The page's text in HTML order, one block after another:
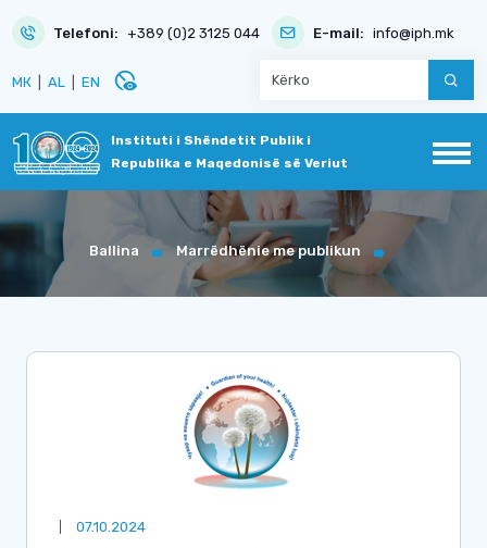
Telefoni: +389 (0)2 3125 044 E-mail: info@iph.mk
МК AL EN disabled_visible
Instituti i Shëndetit Publik i
Republika e Maqedonisë së Veriut
Ballina Marrëdhënie me publikun
07.10.2024